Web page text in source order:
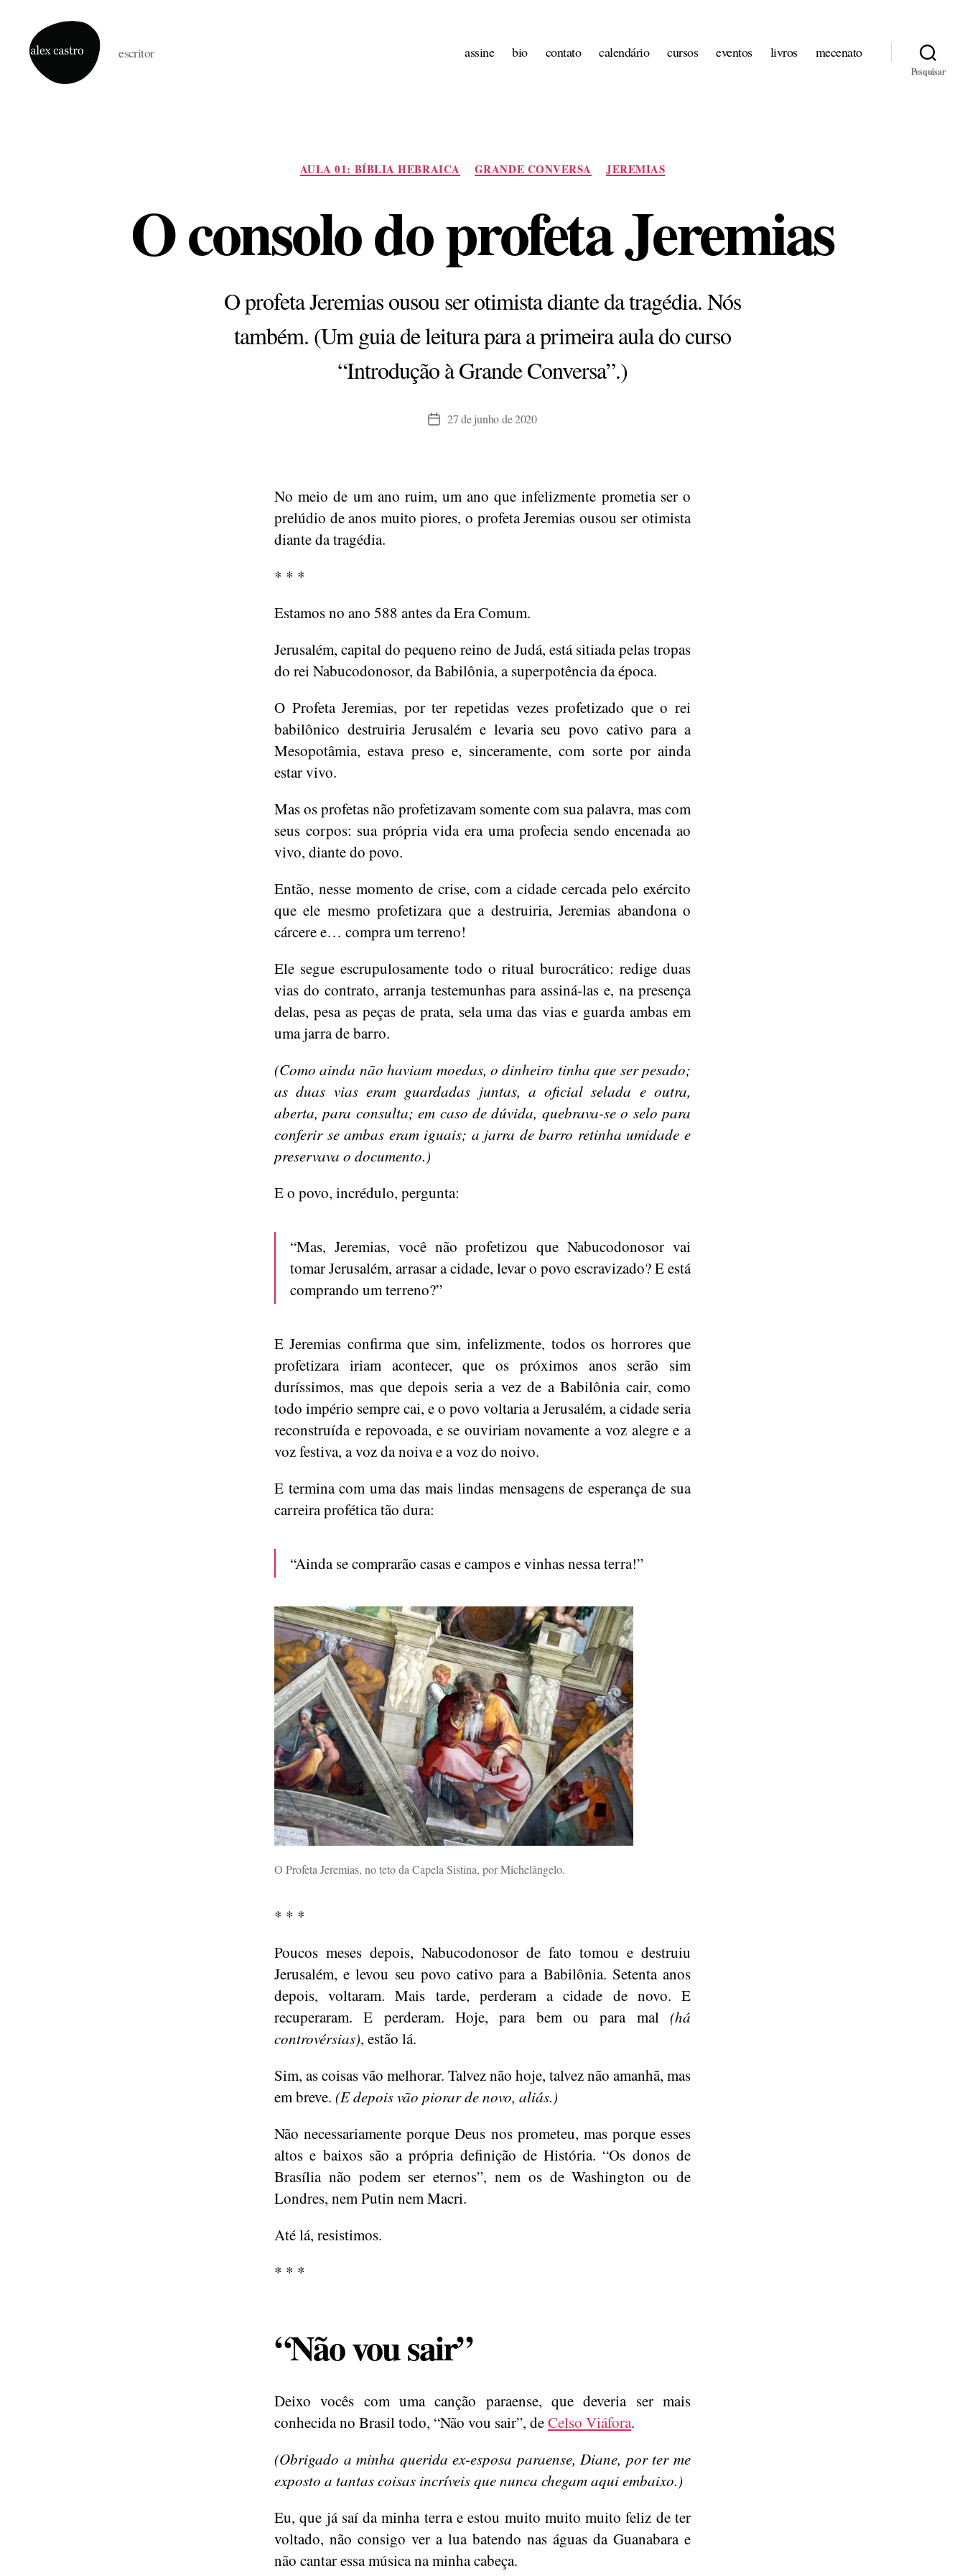
escritor assine bio contato calendário cursos eventos livros mecenato
Pesquisar
Categorias
AULA 01: BÍBLIA HEBRAICA GRANDE CONVERSA JEREMIAS
O consolo do profeta Jeremias
O profeta Jeremias ousou ser otimista diante da tragédia. Nós
também. (Um guia de leitura para a primeira aula do curso
“Introdução à Grande Conversa”.)
Data27 de junho de 2020
No meio de um ano ruim, um ano que infelizmente prometia ser o
prelúdio de anos muito piores, o profeta Jeremias ousou ser otimista
diante da tragédia.
* * *
Estamos no ano 588 antes da Era Comum.
Jerusalém, capital do pequeno reino de Judá, está sitiada pelas tropas
do rei Nabucodonosor, da Babilônia, a superpotência da época.
O Profeta Jeremias, por ter repetidas vezes profetizado que o rei
babilônico destruiria Jerusalém e levaria seu povo cativo para a
Mesopotâmia, estava preso e, sinceramente, com sorte por ainda
estar vivo.
Mas os profetas não profetizavam somente com sua palavra, mas com
seus corpos: sua própria vida era uma profecia sendo encenada ao
vivo, diante do povo.
Então, nesse momento de crise, com a cidade cercada pelo exército
que ele mesmo profetizara que a destruiria, Jeremias abandona o
cárcere e… compra um terreno!
Ele segue escrupulosamente todo o ritual burocrático: redige duas
vias do contrato, arranja testemunhas para assiná-las e, na presença
delas, pesa as peças de prata, sela uma das vias e guarda ambas em
uma jarra de barro.
(Como ainda não haviam moedas, o dinheiro tinha que ser pesado;
as duas vias eram guardadas juntas, a oficial selada e outra,
aberta, para consulta; em caso de dúvida, quebrava-se o selo para
conferir se ambas eram iguais; a jarra de barro retinha umidade e
preservava o documento.)
E o povo, incrédulo, pergunta:
“Mas, Jeremias, você não profetizou que Nabucodonosor vai
tomar Jerusalém, arrasar a cidade, levar o povo escravizado? E está
comprando um terreno?”
E Jeremias confirma que sim, infelizmente, todos os horrores que
profetizara iriam acontecer, que os próximos anos serão sim
duríssimos, mas que depois seria a vez de a Babilônia cair, como
todo império sempre cai, e o povo voltaria a Jerusalém, a cidade seria
reconstruída e repovoada, e se ouviriam novamente a voz alegre e a
voz festiva, a voz da noiva e a voz do noivo.
E termina com uma das mais lindas mensagens de esperança de sua
carreira profética tão dura:
“Ainda se comprarão casas e campos e vinhas nessa terra!”
O Profeta Jeremias, no teto da Capela Sistina, por Michelângelo.
* * *
Poucos meses depois, Nabucodonosor de fato tomou e destruiu
Jerusalém, e levou seu povo cativo para a Babilônia. Setenta anos
depois, voltaram. Mais tarde, perderam a cidade de novo. E
recuperaram. E perderam. Hoje, para bem ou para mal (há
controvérsias), estão lá.
Sim, as coisas vão melhorar. Talvez não hoje, talvez não amanhã, mas
em breve. (E depois vão piorar de novo, aliás.)
Não necessariamente porque Deus nos prometeu, mas porque esses
altos e baixos são a própria definição de História. “Os donos de
Brasília não podem ser eternos”, nem os de Washington ou de
Londres, nem Putin nem Macri.
Até lá, resistimos.
* * *
“Não vou sair”
Deixo vocês com uma canção paraense, que deveria ser mais
conhecida no Brasil todo, “Não vou sair”, deCelso Viáfora.
(Obrigado a minha querida ex-esposa paraense, Diane, por ter me
exposto a tantas coisas incríveis que nunca chegam aqui embaixo.)
Eu, que já saí da minha terra e estou muito muito muito feliz de ter
voltado, não consigo ver a lua batendo nas águas da Guanabara e
não cantar essa música na minha cabeça.